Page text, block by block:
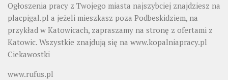
Ogłoszenia pracy z Twojego miasta najszybciej znajdziesz na
placpigal.pl a jeżeli mieszkasz poza Podbeskidziem, na
przykład w Katowicach, zapraszamy na stronę z ofertami z
Katowic. Wszystkie znajdują się na www.kopalniapracy.pl
Ciekawostki
www.rufus.pl